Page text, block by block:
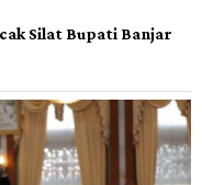
Silat Bupati Banjar